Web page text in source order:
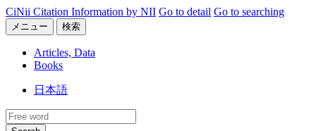
CiNii Citation Information by NII Go to detail Go to searching
メニュー 検索
Articles, Data
Books
日本語